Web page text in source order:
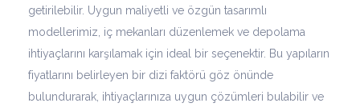
getirilebilir. Uygun maliyetli ve özgün tasarımlı
modellerimiz, iç mekanları düzenlemek ve depolama
ihtiyaçlarını karşılamak için ideal bir seçenektir. Bu yapıların
fiyatlarını belirleyen bir dizi faktörü göz önünde
bulundurarak, ihtiyaçlarınıza uygun çözümleri bulabilir ve